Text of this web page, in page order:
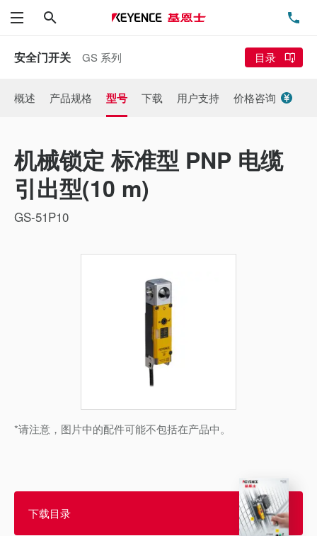
菜单
安全门开关 GS 系列 目录
概述 产品规格 型号 下载 用户支持 价格咨询
机械锁定 标准型 PNP 电缆
引出型(10 m)
GS-51P10
*请注意，图片中的配件可能不包括在产品中。
下载目录